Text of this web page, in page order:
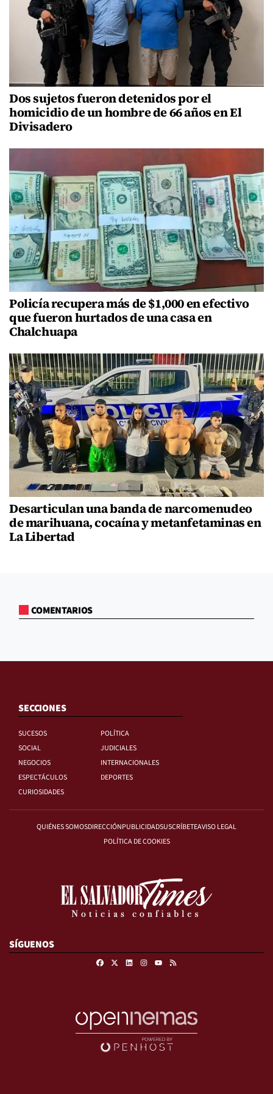
Dos sujetos fueron detenidos por el
homicidio de un hombre de 66 años en El
Divisadero
Policía recupera más de $1,000 en efectivo
que fueron hurtados de una casa en
Chalchuapa
Desarticulan una banda de narcomenudeo
de marihuana, cocaína y metanfetaminas en
La Libertad
COMENTARIOS
SECCIONES
SUCESOS
POLÍTICA
SOCIAL
JUDICIALES
NEGOCIOS
INTERNACIONALES
ESPECTÁCULOS
DEPORTES
CURIOSIDADES
QUIÉNES SOMOSDIRECCIÓNPUBLICIDADSUSCRÍBETEAVISO LEGAL
POLÍTICA DE COOKIES
SÍGUENOS
FacebookLinkedinInstagram